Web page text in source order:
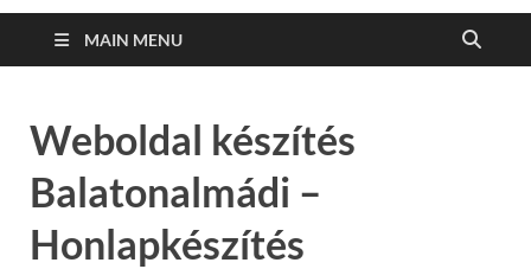
MAIN MENU
Weboldal készítés
Balatonalmádi –
Honlapkészítés